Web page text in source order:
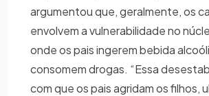
argumentou que, geralmente, os
envolvem a vulnerabilidade no
onde os pais ingerem bebida
consomem drogas. “Essa
com que os pais agridam os filhos,